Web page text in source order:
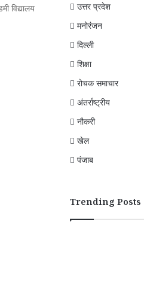
विद्यालय
उत्तर प्रदेश
मनोरंजन
दिल्ली
शिक्षा
रोचक समाचार
अंतर्राष्ट्रीय
नौकरी
खेल
पंजाब
Trending Posts